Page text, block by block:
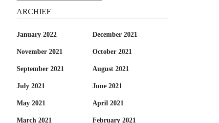
ARCHIEF
January 2022 December 2021
November 2021 October 2021
September 2021 August 2021
July 2021 June 2021
May 2021 April 2021
March 2021 February 2021